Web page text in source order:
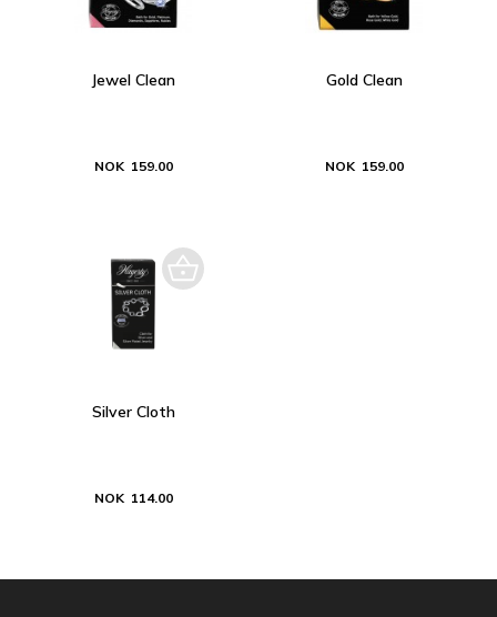
Jewel Clean
NOK 159.00
Gold Clean
NOK 159.00
Silver Cloth
NOK 114.00